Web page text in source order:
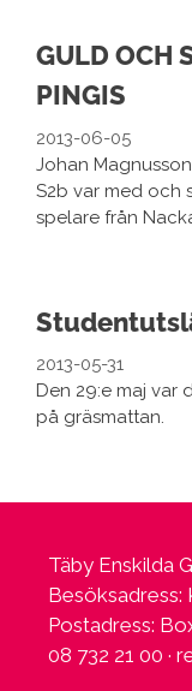
GULD OCH
PINGIS
2013-06-05
Johan
S2b var med och
spelare från
2013-05-31
Den 29:e maj var
på gräsmattan.
Täby Enskilda
Besöksadress:
Postadress:
08 732 21 00 ·